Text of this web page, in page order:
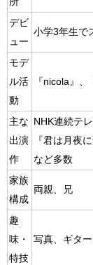
デビ
ュー
小学3年生で
モデ
ル活
動
『nicola』
主な
出演
作
NHK連続テ
『君は月夜
など多数
家族
構成
両親、兄
趣
味・
特技
写真、ギタ